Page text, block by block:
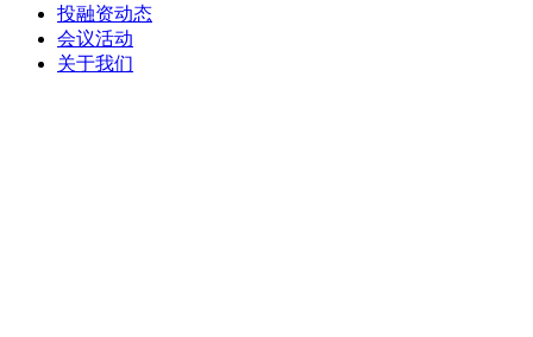
投融资动态
会议活动
关于我们